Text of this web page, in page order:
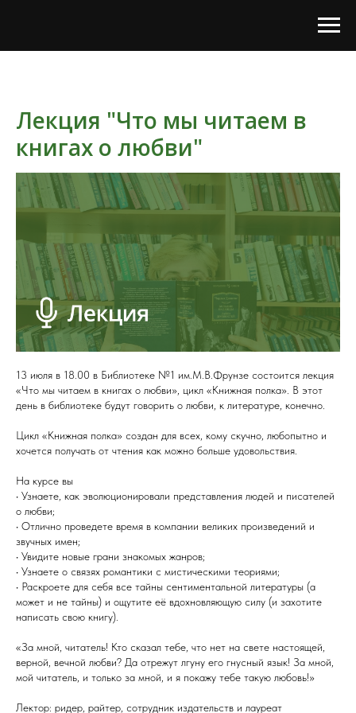
Лекция "Что мы читаем в
книгах о любви"
13 июля в 18.00 в Библиотеке №1 им.М.В.Фрунзе состоится лекция
«Что мы читаем в книгах о любви», цикл «Книжная полка». В этот
день в библиотеке будут говорить о любви, к литературе, конечно.
Цикл «Книжная полка» создан для всех, кому скучно, любопытно и
хочется получать от чтения как можно больше удовольствия.
На курсе вы
• Узнаете, как эволюционировали представления людей и писателей
о любви;
• Отлично проведете время в компании великих произведений и
звучных имен;
• Увидите новые грани знакомых жанров;
• Узнаете о связях романтики с мистическими теориями;
• Раскроете для себя все тайны сентиментальной литературы (а
может и не тайны) и ощутите её вдохновляющую силу (и захотите
написать свою книгу).
«За мной, читатель! Кто сказал тебе, что нет на свете настоящей,
верной, вечной любви? Да отрежут лгуну его гнусный язык! За мной,
мой читатель, и только за мной, и я покажу тебе такую любовь!»
Лектор: ридер, райтер, сотрудник издательств и лауреат